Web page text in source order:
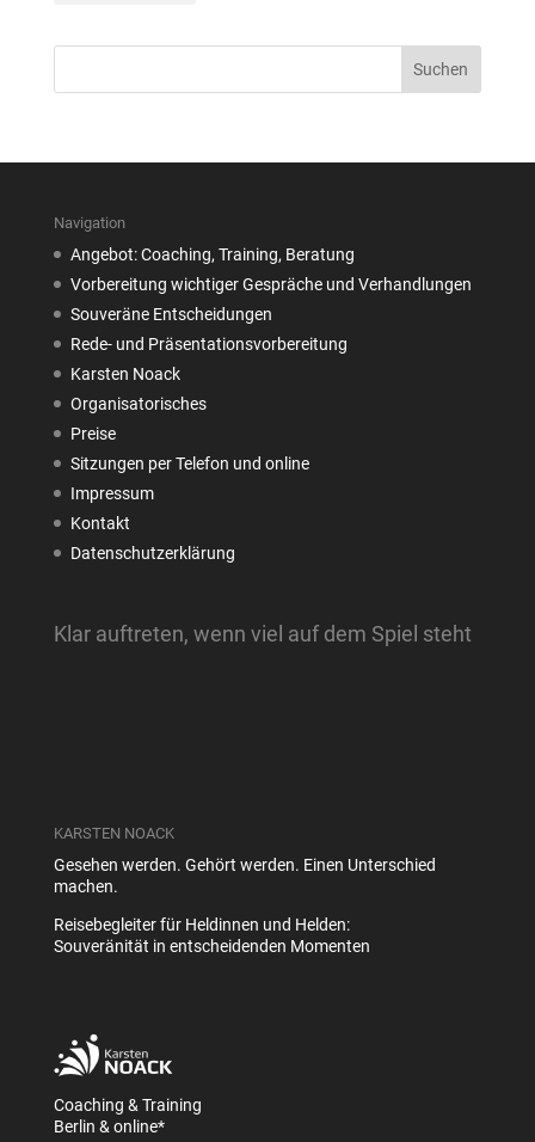
Navigation
Angebot: Coaching, Training, Beratung
Vorbereitung wichtiger Gespräche und Verhandlungen
Souveräne Entscheidungen
Rede- und Präsentationsvorbereitung
Karsten Noack
Organisatorisches
Preise
Sitzungen per Telefon und online
Impressum
Kontakt
Datenschutzerklärung
Klar auftreten, wenn viel auf dem Spiel steht
KARSTEN NOACK
Gesehen werden. Gehört werden. Einen Unterschied
machen.
Reisebegleiter für Heldinnen und Helden:
Souveränität in entscheidenden Momenten
Coaching & Training
Berlin & online*